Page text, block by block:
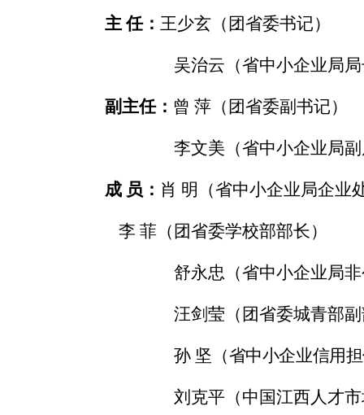
主 任： 王少玄（团省委书记）
吴治云（省中小企业局
副主任： 曾 萍（团省委副书记）
李文美（省中小企业局
成 员： 肖 明（省中小企业局企业
李 菲（团省委学校部部长）
舒永忠（省中小企业局
汪剑莹（团省委城青部
孙 坚 （省中小企业信用
刘克平（中国江西人才